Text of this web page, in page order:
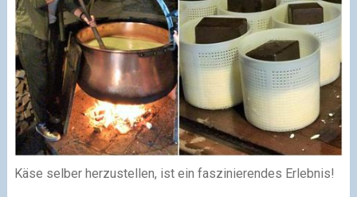
Käse selber herzustellen, ist ein faszinierendes Erlebnis!